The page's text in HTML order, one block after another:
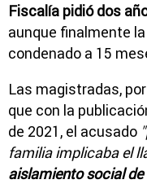
Fiscalía pidió dos
aunque finalmente
condenado a 15
Las magistradas, por
que con la
de 2021, el acusado
familia implicaba el
aislamiento social de